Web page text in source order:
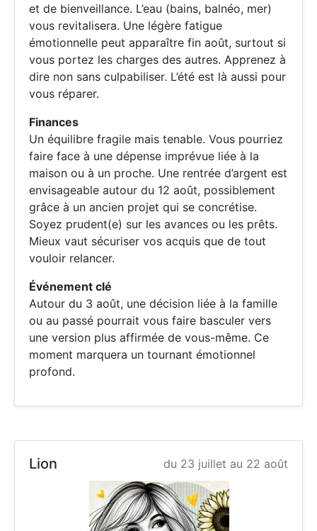
et de bienveillance. L’eau (bains, balnéo, mer)
vous revitalisera. Une légère fatigue
émotionnelle peut apparaître fin août, surtout si
vous portez les charges des autres. Apprenez à
dire non sans culpabiliser. L’été est là aussi pour
vous réparer.
Finances
Un équilibre fragile mais tenable. Vous pourriez
faire face à une dépense imprévue liée à la
maison ou à un proche. Une rentrée d’argent est
envisageable autour du 12 août, possiblement
grâce à un ancien projet qui se concrétise.
Soyez prudent(e) sur les avances ou les prêts.
Mieux vaut sécuriser vos acquis que de tout
vouloir relancer.
Événement clé
Autour du 3 août, une décision liée à la famille
ou au passé pourrait vous faire basculer vers
une version plus affirmée de vous-même. Ce
moment marquera un tournant émotionnel
profond.
Lion du 23 juillet au 22 août